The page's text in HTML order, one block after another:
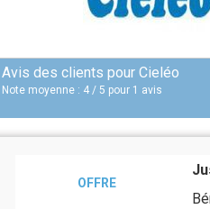
Avis des clients pour Cieléo
Note moyenne : 4 / 5 pour 1 avis
OFFRE